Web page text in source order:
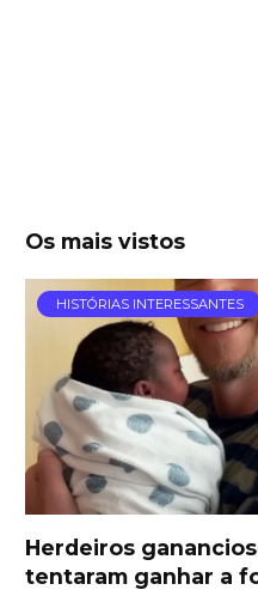
Os mais vistos
HISTÓRIAS INTERESSANTES
Herdeiros
tentaram ganhar a